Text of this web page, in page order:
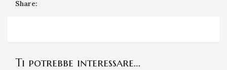
Share:
Ti potrebbe interessare…